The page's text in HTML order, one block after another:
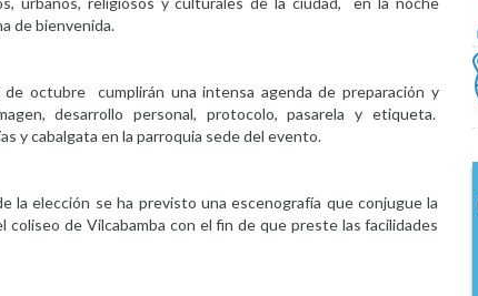
de bienvenida.
octubre cumplirán una intensa agenda de preparación y
desarrollo personal, protocolo, pasarela y etiqueta.
y cabalgata en la parroquia sede del evento.
la elección se ha previsto una escenografía que conjugue la
de Vilcabamba con el fin de que preste las facilidades